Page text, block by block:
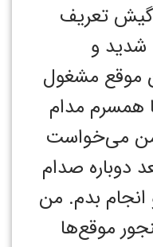
تعریف
و
موقع مشغول
همسرم مدام
من می‌خواست
دوباره صدام
انجام بدم. من
موقع‌ها